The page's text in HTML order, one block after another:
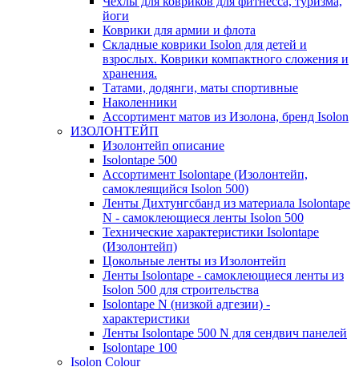
йоги
Коврики для армии и флота
Складные коврики Isolon для детей и
взрослых. Коврики компактного сложения и
хранения.
Татами, додянги, маты спортивные
Наколенники
Ассортимент матов из Изолона, бренд Isolon
ИЗОЛОНТЕЙП
Изолонтейп описание
Isolontape 500
Ассортимент Isolontape (Изолонтейп,
самоклеящийся Isolon 500)
Ленты Дихтунгсбанд из материала Isolontape
N - самоклеющиеся ленты Isolon 500
Технические характеристики Isolontape
(Изолонтейп)
Цокольные ленты из Изолонтейп
Ленты Isolontape - самоклеющиеся ленты из
Isolon 500 для строительства
Isolontape N (низкой адгезии) -
характеристики
Ленты Isolontape 500 N для сендвич панелей
Isolontape 100
Isolon Colour